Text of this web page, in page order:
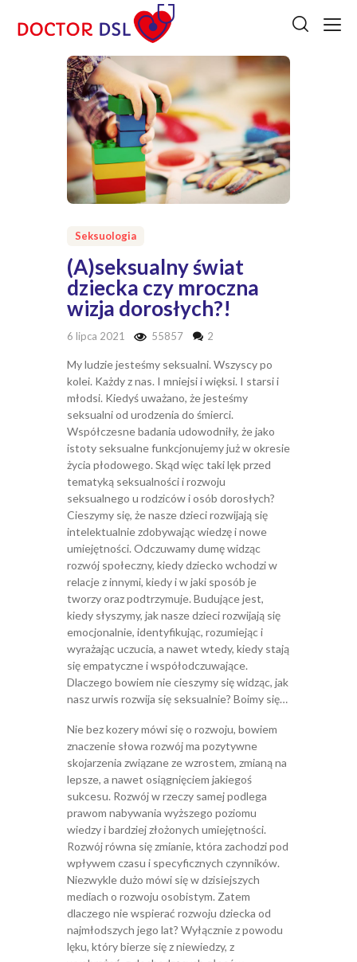
Seksuologia
(A)seksualny świat
dziecka czy mroczna
wizja dorosłych?!
6 lipca 2021 55857 2
My ludzie jesteśmy seksualni. Wszyscy po
kolei. Każdy z nas. I mniejsi i więksi. I starsi i
młodsi. Kiedyś uważano, że jesteśmy
seksualni od urodzenia do śmierci.
Współczesne badania udowodniły, że jako
istoty seksualne funkcjonujemy już w okresie
życia płodowego. Skąd więc taki lęk przed
tematyką seksualności i rozwoju
seksualnego u rodziców i osób dorosłych?
Cieszymy się, że nasze dzieci rozwijają się
intelektualnie zdobywając wiedzę i nowe
umiejętności. Odczuwamy dumę widząc
rozwój społeczny, kiedy dziecko wchodzi w
relacje z innymi, kiedy i w jaki sposób je
tworzy oraz podtrzymuje. Budujące jest,
kiedy słyszymy, jak nasze dzieci rozwijają się
emocjonalnie, identyfikując, rozumiejąc i
wyrażając uczucia, a nawet wtedy, kiedy stają
się empatyczne i współodczuwające.
Dlaczego bowiem nie cieszymy się widząc, jak
nasz urwis rozwija się seksualnie? Boimy się…
Nie bez kozery mówi się o rozwoju, bowiem
znaczenie słowa rozwój ma pozytywne
skojarzenia związane ze wzrostem, zmianą na
lepsze, a nawet osiągnięciem jakiegoś
sukcesu. Rozwój w rzeczy samej podlega
prawom nabywania wyższego poziomu
wiedzy i bardziej złożonych umiejętności.
Rozwój równa się zmianie, która zachodzi pod
wpływem czasu i specyficznych czynników.
Niezwykle dużo mówi się w dzisiejszych
mediach o rozwoju osobistym. Zatem
dlaczego nie wspierać rozwoju dziecka od
najmłodszych jego lat? Wyłącznie z powodu
lęku, który bierze się z niewiedzy, z